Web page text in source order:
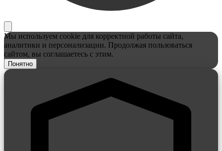
Мы используем cookie для корректной работы сайта,
аналитики и персонализации. Продолжая пользоваться
сайтом, вы соглашаетесь с этим.
Понятно